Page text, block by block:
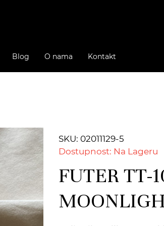
Blog O nama Kontakt
SKU: 02011129-5
Dostupnost: Na Lageru
FUTER TT-